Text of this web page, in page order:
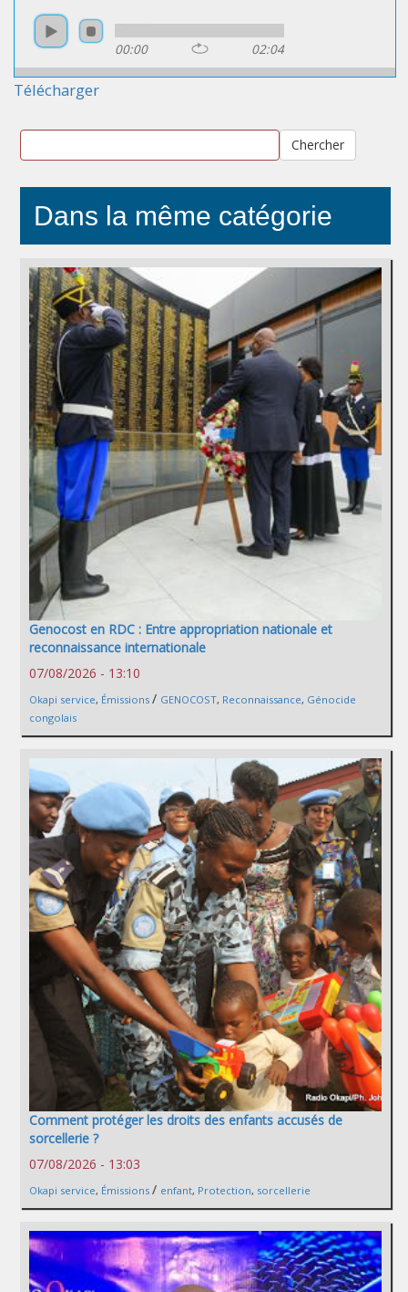
00:00 02:04
Télécharger
Chercher
Dans la même catégorie
Genocost en RDC : Entre appropriation nationale et
reconnaissance internationale
07/08/2026 - 13:10
Okapi service, Émissions / GENOCOST, Reconnaissance, Génocide
congolais
Comment protéger les droits des enfants accusés de
sorcellerie ?
07/08/2026 - 13:03
Okapi service, Émissions / enfant, Protection, sorcellerie